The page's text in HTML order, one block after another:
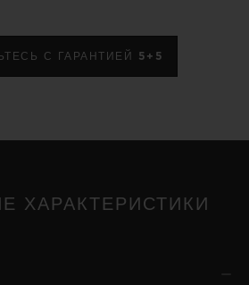
С ГАРАНТИЕЙ 5+5
ХАРАКТЕРИСТИКИ